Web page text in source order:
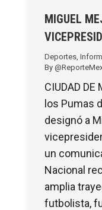
MIGUEL
Deportes
By
CIUDAD
los Pumas
designó a
un
Nacional
amplia
futbolista,